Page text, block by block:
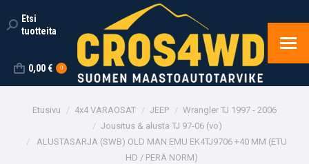
Search:
Etsi
tuotteita
0,00 € 0
You are here:
Etusivu 4x4 VARAOSAT JEEP
Wrangler TJ 1997 - 2006
Jousitus & alusta TJ 97-06 (vo)
ALUSTASARJA (SWB) OLD MAN EMU EK4TJ9706 +40 MM (ETU
HD / PERÄ NORM)